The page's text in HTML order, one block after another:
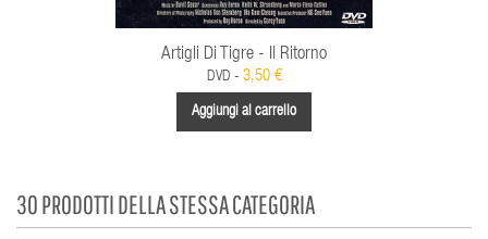
Artigli Di Tigre - Il Ritorno
DVD - 3,50 €
Aggiungi al carrello
30 PRODOTTI DELLA STESSA CATEGORIA